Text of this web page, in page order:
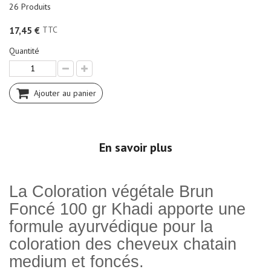
26 Produits
17,45 € TTC
Quantité
Ajouter au panier
En savoir plus
La Coloration végétale Brun
Foncé 100 gr Khadi apporte une
formule ayurvédique pour la
coloration des cheveux chatain
medium et foncés.